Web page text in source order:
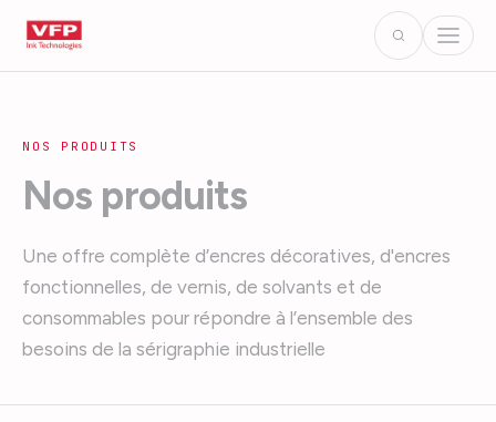
NOS PRODUITS
Nos produits
Une offre complète d’encres décoratives, d'encres
fonctionnelles, de vernis, de solvants et de
consommables pour répondre à l’ensemble des
besoins de la sérigraphie industrielle